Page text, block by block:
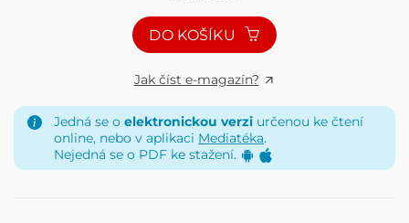
DO KOŠÍKU
Jak číst e-magazín?
Jedná se o elektronickou verzi určenou ke čtení
online, nebo v aplikaci Mediatéka.
Nejedná se o PDF ke stažení.